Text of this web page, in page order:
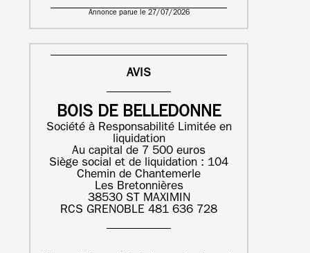
Annonce parue le 27/07/2026
AVIS
BOIS DE BELLEDONNE
Société à Responsabilité Limitée en
liquidation
Au capital de 7 500 euros
Siège social et de liquidation : 104
Chemin de Chantemerle
Les Bretonnières
38530 ST MAXIMIN
RCS GRENOBLE 481 636 728